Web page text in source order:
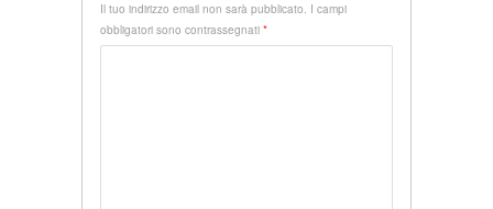
Il tuo indirizzo email non sarà pubblicato. I campi
obbligatori sono contrassegnati *